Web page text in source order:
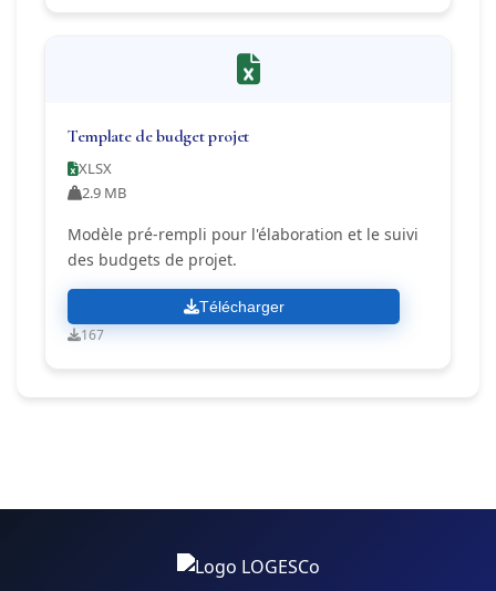
Template de budget projet
XLSX
2.9 MB
Modèle pré-rempli pour l'élaboration et le suivi
des budgets de projet.
Télécharger
167